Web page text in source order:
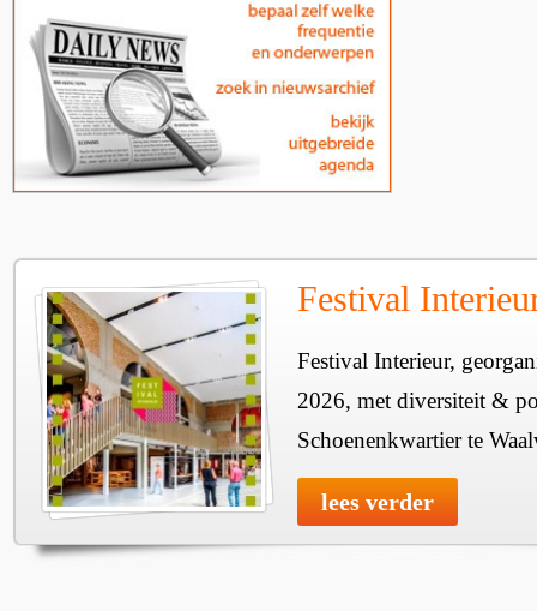
Festival
Festival Interieur,
2026, met diversiteit &
Schoenenkwartier te
lees verder